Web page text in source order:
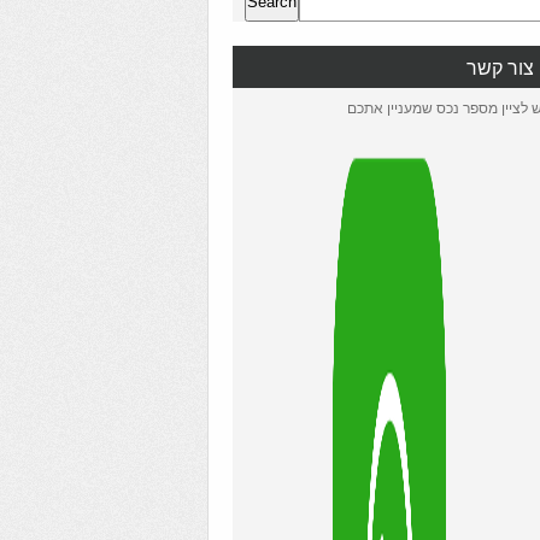
צור קשר
לציין מספר נכס שמעניין אתכם